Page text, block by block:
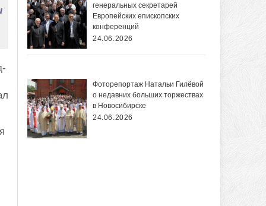
генеральных секретарей
Европейских епископских
конференций
24.06.2026
Фоторепортаж Натальи Гилёвой
о недавних больших торжествах
в Новосибирске
24.06.2026